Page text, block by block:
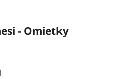
- Omietky